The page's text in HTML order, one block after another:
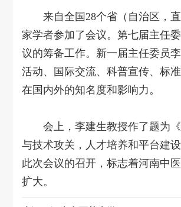
来自全国28个省（自治区，
家学者参加了会议。第七届主任
议的筹备工作。新一届主任委员
活动、国际交流、科普宣传、标
在国内外的知名度和影响力。
会上，李建生教授作了题为
与技术攻关，人才培养和平台建
此次会议的召开，标志着河南中
扩大。